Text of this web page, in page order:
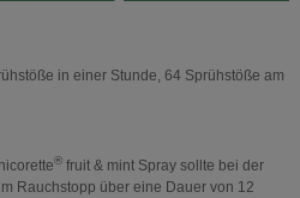
in einer Stunde, 64 Sprühstöße am
®fruit & mint Spray sollte bei der
Rauchstopp über eine Dauer von 12